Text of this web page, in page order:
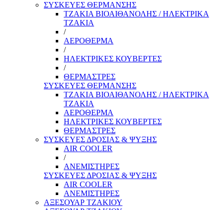
ΣΥΣΚΕΥΕΣ ΘΕΡΜΑΝΣΗΣ
ΤΖΑΚΙΑ ΒΙΟΑΙΘΑΝΟΛΗΣ / ΗΛΕΚΤΡΙΚΑ
ΤΖΑΚΙΑ
/
ΑΕΡΟΘΕΡΜΑ
/
ΗΛΕΚΤΡΙΚΕΣ ΚΟΥΒΕΡΤΕΣ
/
ΘΕΡΜΑΣΤΡΕΣ
ΣΥΣΚΕΥΕΣ ΘΕΡΜΑΝΣΗΣ
ΤΖΑΚΙΑ ΒΙΟΑΙΘΑΝΟΛΗΣ / ΗΛΕΚΤΡΙΚΑ
ΤΖΑΚΙΑ
ΑΕΡΟΘΕΡΜΑ
ΗΛΕΚΤΡΙΚΕΣ ΚΟΥΒΕΡΤΕΣ
ΘΕΡΜΑΣΤΡΕΣ
ΣΥΣΚΕΥΕΣ ΔΡΟΣΙΑΣ & ΨΥΞΗΣ
AIR COOLER
/
ΑΝΕΜΙΣΤΗΡΕΣ
ΣΥΣΚΕΥΕΣ ΔΡΟΣΙΑΣ & ΨΥΞΗΣ
AIR COOLER
ΑΝΕΜΙΣΤΗΡΕΣ
ΑΞΕΣΟΥΑΡ ΤΖΑΚΙΟΥ